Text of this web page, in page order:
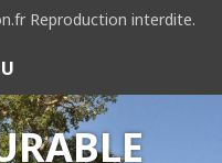
Reproduction interdite.